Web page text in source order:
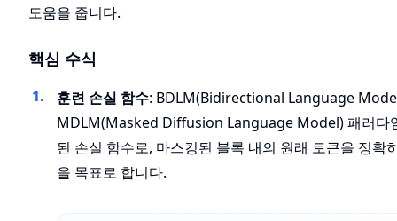
도움을 줍니다.
핵심 수식
훈련 손실 함수: BDLM(Bidirectional Language
MDLM(Masked Diffusion Language Model) 패러다
된 손실 함수로, 마스킹된 블록 내의 원래 토큰을 정확
을 목표로 합니다.